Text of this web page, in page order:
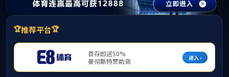
旗下
学科与研究生